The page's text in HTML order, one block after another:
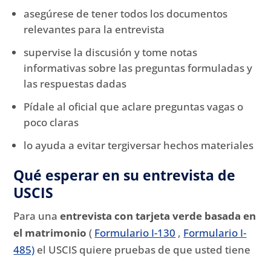
asegúrese de tener todos los documentos
relevantes para la entrevista
supervise la discusión y tome notas
informativas sobre las preguntas formuladas y
las respuestas dadas
Pídale al oficial que aclare preguntas vagas o
poco claras
lo ayuda a evitar tergiversar hechos materiales
Qué esperar en su entrevista de
USCIS
Para unaentrevista con tarjeta verde basada en
el matrimonio ( Formulario I-130 , Formulario I-
485) el USCIS quiere pruebas de que usted tiene